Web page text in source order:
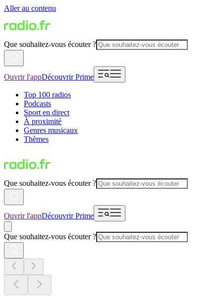
Aller au contenu
Que souhaitez-vous écouter ?
Ouvrir l'appDécouvrir Prime
Top 100 radios
Podcasts
Sport en direct
À proximité
Genres musicaux
Thèmes
Que souhaitez-vous écouter ?
Ouvrir l'appDécouvrir Prime
Que souhaitez-vous écouter ?